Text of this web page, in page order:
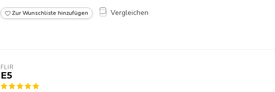
Zur Wunschliste hinzufügen Vergleichen
FLIR
E5